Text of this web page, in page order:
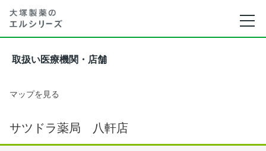
取扱い医療機関・店舗
マップを見る
サツドラ薬局 八軒店